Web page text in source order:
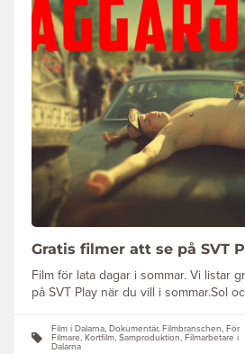
Gratis filmer att se på SVT
Film för lata dagar i sommar. Vi listar
på SVT Play när du vill i sommar.Sol
Film i Dalarna, Dokumentär, Filmbranschen, För
Filmare, Kortfilm, Samproduktion, Filmarbetare i
Dalarna